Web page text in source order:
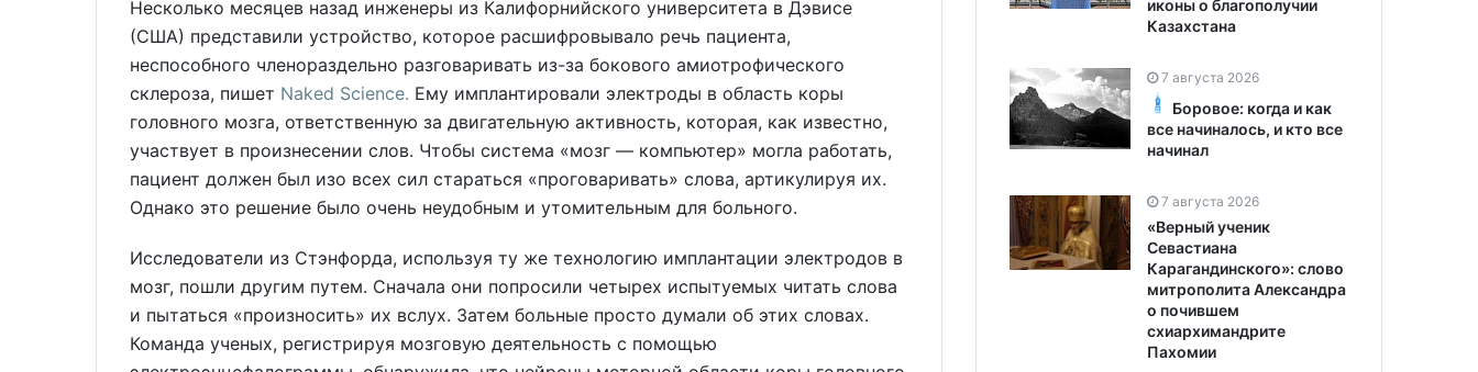
Несколько месяцев назад инженеры из Калифорнийского университета в Дэвисе
(США) представили устройство, которое расшифровывало речь пациента,
неспособного членораздельно разговаривать из-за бокового амиотрофического
склероза, пишет Naked Science. Ему имплантировали электроды в область коры
головного мозга, ответственную за двигательную активность, которая, как известно,
участвует в произнесении слов. Чтобы система «мозг — компьютер» могла работать,
пациент должен был изо всех сил стараться «проговаривать» слова, артикулируя их.
Однако это решение было очень неудобным и утомительным для больного.
Исследователи из Стэнфорда, используя ту же технологию имплантации электродов в
мозг, пошли другим путем. Сначала они попросили четырех испытуемых читать слова
и пытаться «произносить» их вслух. Затем больные просто думали об этих словах.
Команда ученых, регистрируя мозговую деятельность с помощью
иконы о благополучии
Казахстана
7 августа 2026
Боровое: когда и как
все начиналось, и кто все
начинал
7 августа 2026
«Верный ученик
Севастиана
Карагандинского»: слово
митрополита Александра
о почившем
схиархимандрите
Пахомии